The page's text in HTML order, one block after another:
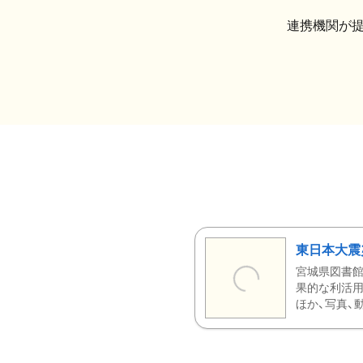
連携機関が
東日本大
宮城県図書
果的な利活
ほか、写真、